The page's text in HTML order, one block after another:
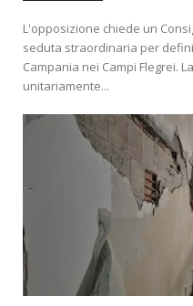
L'opposizione chiede un
seduta straordinaria per
Campania nei Campi Flegrei.
unitariamente...